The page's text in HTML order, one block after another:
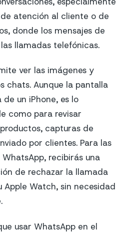
atención al cliente o de
donde los mensajes de
llamadas telefónicas.
ver las imágenes y
chats. Aunque la pantalla
un iPhone, es lo
como para revisar
capturas de
por clientes. Para las
recibirás una
de rechazar la llamada
Watch, sin necesidad
usar WhatsApp en el